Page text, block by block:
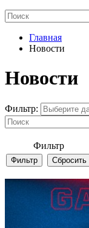
Главная
Новости
Новости
Фильтр:
Фильтр